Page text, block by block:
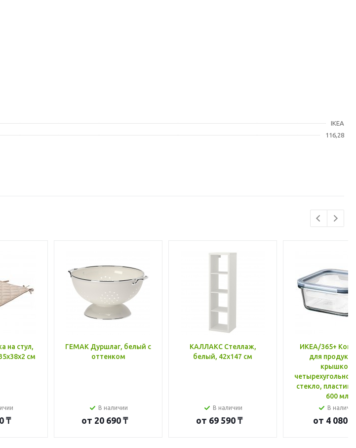
IKEA
116,28
на стул,
см
₸
ГЕМАК Дуршлаг, белый с
оттенком
В наличии
от 20 690 ₸
КАЛЛАКС Стеллаж,
белый, 42x147 см
В наличии
от 69 590 ₸
ИКЕА/365+
для
крышкой,
стекло, пластик
600 мл
В
от 4 080 ₸